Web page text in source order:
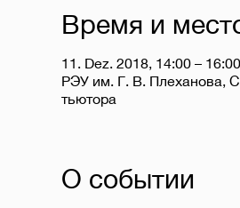
Время и
11. Dez. 2018, 14:00 – 16:00
РЭУ им. Г. В. Плеханова,
тьютора
О событии